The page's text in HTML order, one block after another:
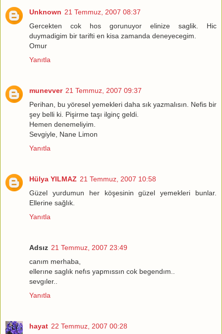
Unknown 21 Temmuz, 2007 08:37
Gercekten cok hos gorunuyor elinize saglik. Hic
duymadigim bir tarifti en kisa zamanda deneyecegim.
Omur
Yanıtla
munevver 21 Temmuz, 2007 09:37
Perihan, bu yöresel yemekleri daha sık yazmalısın. Nefis bir
şey belli ki. Pişirme taşı ilginç geldi.
Hemen denemeliyim.
Sevgiyle, Nane Limon
Yanıtla
Hülya YILMAZ 21 Temmuz, 2007 10:58
Güzel yurdumun her köşesinin güzel yemekleri bunlar.
Ellerine sağlık.
Yanıtla
Adsız 21 Temmuz, 2007 23:49
canım merhaba,
ellerıne saglık nefıs yapmıssın cok begendım..
sevgıler..
Yanıtla
hayat 22 Temmuz, 2007 00:28